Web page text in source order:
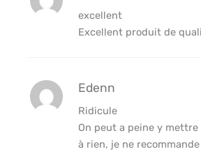
excellent
Excellent produit de
Edenn
Ridicule
On peut a peine y
à rien, je ne